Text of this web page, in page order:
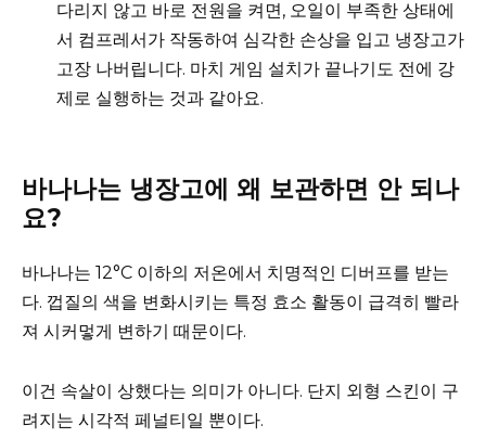
다리지 않고 바로 전원을 켜면, 오일이 부족한 상태에
서 컴프레서가 작동하여 심각한 손상을 입고 냉장고가
고장 나버립니다. 마치 게임 설치가 끝나기도 전에 강
제로 실행하는 것과 같아요.
바나나는 냉장고에 왜 보관하면 안 되나
요?
바나나는 12°C 이하의 저온에서 치명적인 디버프를 받는
다. 껍질의 색을 변화시키는 특정 효소 활동이 급격히 빨라
져 시커멓게 변하기 때문이다.
이건 속살이 상했다는 의미가 아니다. 단지 외형 스킨이 구
려지는 시각적 페널티일 뿐이다.